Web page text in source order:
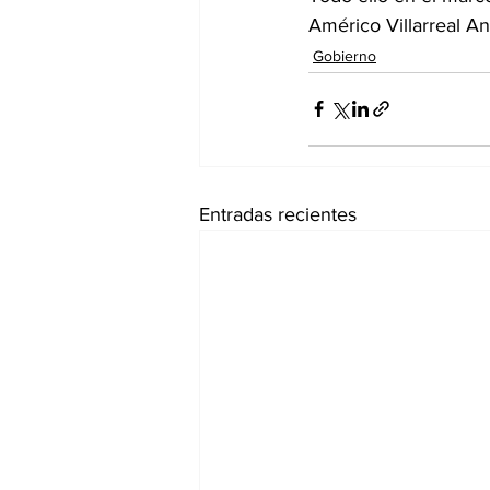
Américo Villarreal
Gobierno
Entradas recientes